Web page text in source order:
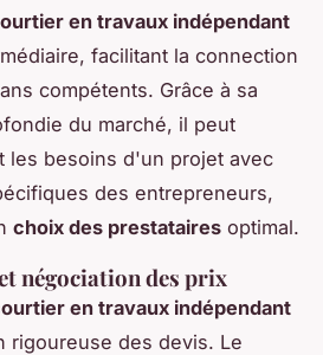
en travaux indépendant
facilitant la connection
compétents. Grâce à sa
du marché, il peut
les besoins d'un projet avec
des entrepreneurs,
choix des prestataires optimal.
négociation des prix
en travaux indépendant
rigoureuse des devis. Le